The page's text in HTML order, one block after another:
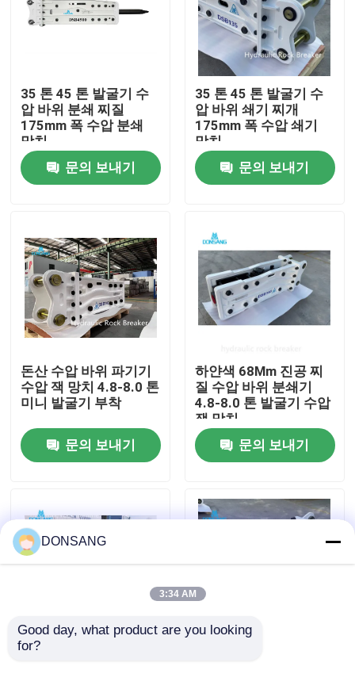
제품
VR 쇼
우리에 대하여
공장 여행
연락주세요
수력 쇄암선
35 톤 45 톤 발굴기 수
압 바위 분쇄 찌질
175mm 폭 수압 분쇄
망치
문의 보내기
35 톤 45 톤 발굴기 수
압 바위 쇄기 찌개
175mm 폭 수압 쇄기
망치
문의 보내기
돈산 수압 바위 파기기
수압 잭 망치 4.8-8.0 톤
미니 발굴기 부착
문의 보내기
하얀색 68Mm 진공 찌
질 수압 바위 분쇄기
4.8-8.0 톤 발굴기 수압
잭 망치
문의 보내기
배크호 로더 수압 바위
DONSANG
3:34 AM
Good day, what product are you looking
for?